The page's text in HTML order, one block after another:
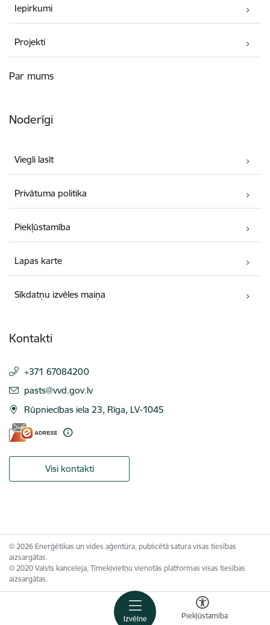
Izvēlne Piekļūstamība
Iepirkumi
Projekti
Par mums
Noderīgi
Viegli lasīt
Privātuma politika
Piekļūstamība
Lapas karte
Sīkdatņu izvēles maiņa
Kontakti
+371 67084200
E-pasts:
pasts@vvd.gov.lv
Rūpniecības iela 23, Rīga, LV-1045
Visi kontakti
© 2026 Enerģētikas un vides aģentūra, publicētā satura visas tiesības
aizsargātas.
© 2020 Valsts kanceleja, Tīmekļvietņu vienotās platformas visas tiesības
aizsargātas.